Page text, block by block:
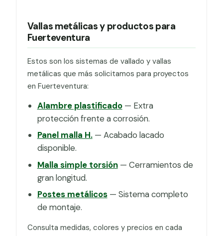
Vallas metálicas y productos para
Fuerteventura
Estos son los sistemas de vallado y vallas
metálicas que más solicitamos para proyectos
en Fuerteventura:
Alambre plastificado— Extra
protección frente a corrosión.
Panel malla H.— Acabado lacado
disponible.
Malla simple torsión— Cerramientos de
gran longitud.
Postes metálicos— Sistema completo
de montaje.
Consulta medidas, colores y precios en cada